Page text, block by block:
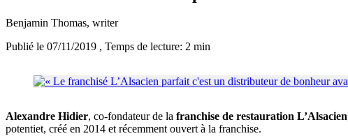
Benjamin Thomas, writer
Publié le 07/11/2019 , Temps de lecture: 2 min
Alexandre Hidier, co-fondateur de la franchise de restauration L’Alsacien
potentiet, créé en 2014 et récemment ouvert à la franchise.